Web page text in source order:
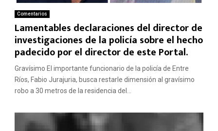
Comentarios
Lamentables declaraciones del director de
investigaciones de la policía sobre el hecho
padecido por el director de este Portal.
Gravísimo El importante funcionario de la policía de Entre
Ríos, Fabio Jurajuria, busca restarle dimensión al gravísimo
robo a 30 metros de la residencia del...